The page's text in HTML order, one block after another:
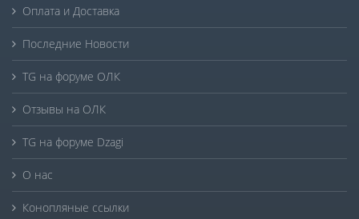
Оплата и Доставка
Последние Новости
TG на форуме ОЛК
Отзывы на ОЛК
TG на форуме Dzagi
О нас
Конопляные ссылки